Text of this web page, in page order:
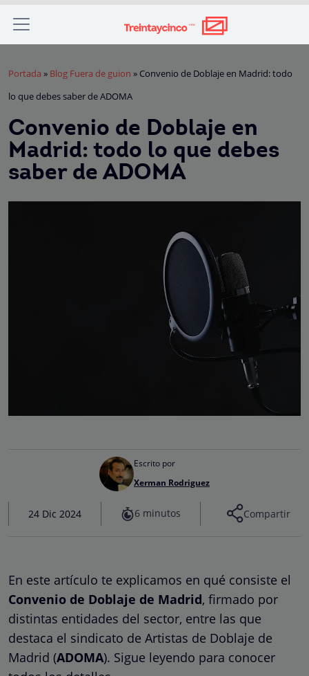
Portada » Blog Fuera de guion » Convenio de Doblaje en Madrid: todo
lo que debes saber de ADOMA
Convenio de Doblaje en
Madrid: todo lo que debes
saber de ADOMA
Escrito por
Xerman Rodriguez
24 Dic 2024 6 minutos Compartir
En este artículo te explicamos en qué consiste el
Convenio de Doblaje de Madrid, firmado por
distintas entidades del sector, entre las que
destaca el sindicato de Artistas de Doblaje de
Madrid (ADOMA). Sigue leyendo para conocer